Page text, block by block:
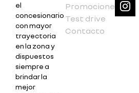
el
concesionario
con mayor
trayectoria
en la zona y
dispuestos
siempre a
brindar la
mejor
Promociones
Test drive
Contacto